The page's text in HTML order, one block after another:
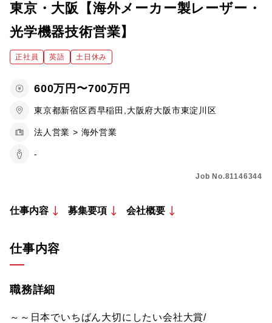
東京・大阪【海外メーカー製レーザー・
光学機器技術営業】
正社員 英語 土日休み
600万円〜700万円
東京都新宿区西早稲田,大阪府大阪市東淀川区
法人営業 > 海外営業
-
Job No.81146344
仕事内容 募集要項 会社概要
仕事内容
職務詳細
～～日本でいちばん大切にしたい会社大賞/